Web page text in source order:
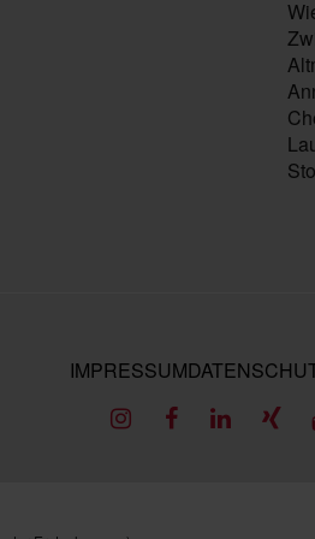
IMPRESSUM